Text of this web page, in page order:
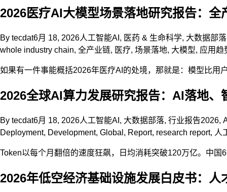
2026医疗AI大模型场景落地研究报告：
By tecdat6月 18, 2026人工智能AI , 医药 & 生命科学, 大数据部落
whole industry chain, 全产业链, 医疗, 场景落地, 大模型, 应用趋
如果有一件事能概括2026年医疗AI的处境，那就是：模型比用
2026全球AI算力发展研究报告：AI落地
By tecdat6月 18, 2026人工智能AI , 大数据部落, 行业报告2026,
Deployment, Development, Global , Report, research report, 人
Token以每个月翻倍的速度狂飙，日均消耗突破120万亿。中
2026年低空经济基础设施发展白皮书：